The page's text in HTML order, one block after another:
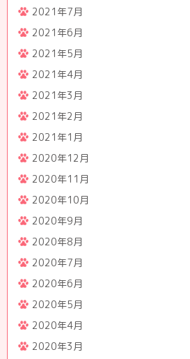
2021年7月
2021年6月
2021年5月
2021年4月
2021年3月
2021年2月
2021年1月
2020年12月
2020年11月
2020年10月
2020年9月
2020年8月
2020年7月
2020年6月
2020年5月
2020年4月
2020年3月